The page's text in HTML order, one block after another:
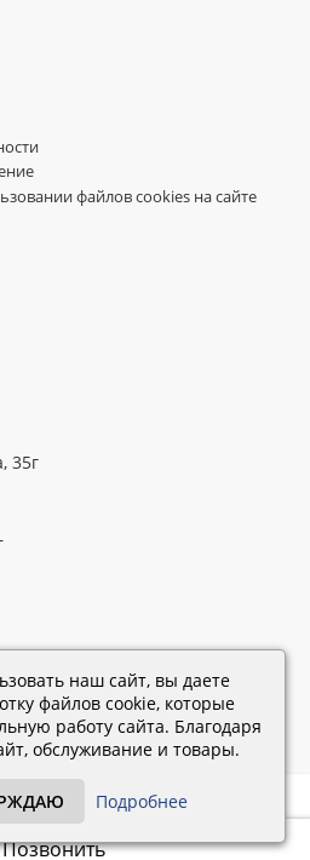
файлов cookies на сайте
35г
Каталог
28.02.2019
15:45
©
«Электронный заказ» ©
наш сайт, вы даете
файлов cookie, которые
работу сайта. Благодаря
обслуживание и товары.
Подробнее